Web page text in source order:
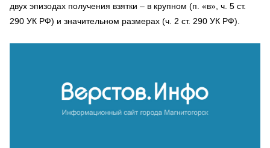
двух эпизодах получения взятки – в крупном (п. «в», ч. 5 ст.
290 УК РФ) и значительном размерах (ч. 2 ст. 290 УК РФ).